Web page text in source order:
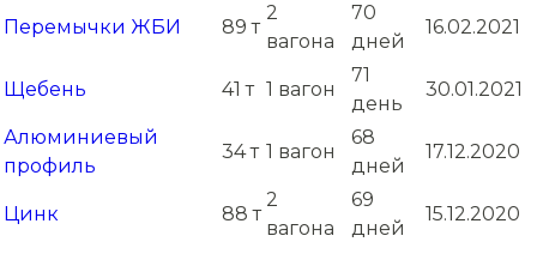
Перемычки ЖБИ 89 т
2
вагона
70
дней
16.02.2021
Щебень 41 т 1 вагон
71
день
30.01.2021
Алюминиевый
профиль
34 т 1 вагон
68
дней
17.12.2020
Цинк 88 т
2
вагона
69
дней
15.12.2020